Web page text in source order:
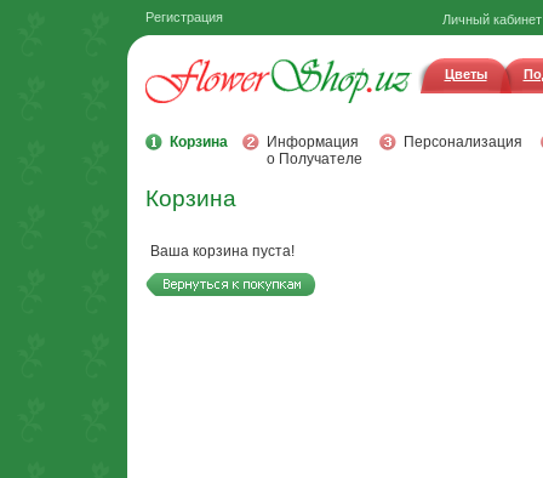
Регистрация Личный кабинет
Цветы
Корзина
Информация
о Получателе
Персонализация
Корзина
Ваша корзина пуста!